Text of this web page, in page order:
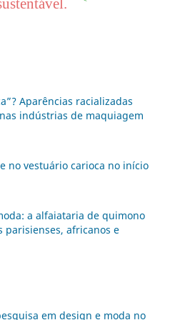
Aparências racializadas
indústrias de maquiagem
no vestuário carioca no início
a alfaiataria de quimono
parisienses, africanos e
em design e moda no